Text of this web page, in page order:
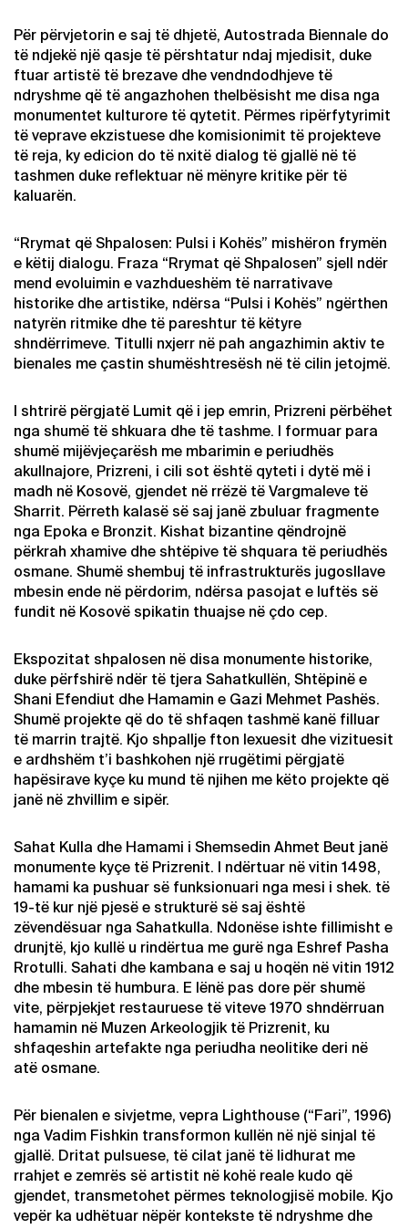
Për përvjetorin e saj të dhjetë, Autostrada Biennale do
të ndjekë një qasje të përshtatur ndaj mjedisit, duke
ftuar artistë të brezave dhe vendndodhjeve të
ndryshme që të angazhohen thelbësisht me disa nga
monumentet kulturore të qytetit. Përmes ripërfytyrimit
të veprave ekzistuese dhe komisionimit të projekteve
të reja, ky edicion do të nxitë dialog të gjallë në të
tashmen duke reflektuar në mënyre kritike për të
kaluarën.
“Rrymat që Shpalosen: Pulsi i Kohës” mishëron frymën
e këtij dialogu. Fraza “Rrymat që Shpalosen” sjell ndër
mend evoluimin e vazhdueshëm të narrativave
historike dhe artistike, ndërsa “Pulsi i Kohës” ngërthen
natyrën ritmike dhe të pareshtur të këtyre
shndërrimeve. Titulli nxjerr në pah angazhimin aktiv te
bienales me çastin shumështresësh në të cilin jetojmë.
I shtrirë përgjatë Lumit që i jep emrin, Prizreni përbëhet
nga shumë të shkuara dhe të tashme. I formuar para
shumë mijëvjeçarësh me mbarimin e periudhës
akullnajore, Prizreni, i cili sot është qyteti i dytë më i
madh në Kosovë, gjendet në rrëzë të Vargmaleve të
Sharrit. Përreth kalasë së saj janë zbuluar fragmente
nga Epoka e Bronzit. Kishat bizantine qëndrojnë
përkrah xhamive dhe shtëpive të shquara të periudhës
osmane. Shumë shembuj të infrastrukturës jugosllave
mbesin ende në përdorim, ndërsa pasojat e luftës së
fundit në Kosovë spikatin thuajse në çdo cep.
Ekspozitat shpalosen në disa monumente historike,
duke përfshirë ndër të tjera Sahatkullën, Shtëpinë e
Shani Efendiut dhe Hamamin e Gazi Mehmet Pashës.
Shumë projekte që do të shfaqen tashmë kanë filluar
të marrin trajtë. Kjo shpallje fton lexuesit dhe vizituesit
e ardhshëm t’i bashkohen një rrugëtimi përgjatë
hapësirave kyçe ku mund të njihen me këto projekte që
janë në zhvillim e sipër.
Sahat Kulla dhe Hamami i Shemsedin Ahmet Beut janë
monumente kyçe të Prizrenit. I ndërtuar në vitin 1498,
hamami ka pushuar së funksionuari nga mesi i shek. të
19-të kur një pjesë e strukturë së saj është
zëvendësuar nga Sahatkulla. Ndonëse ishte fillimisht e
drunjtë, kjo kullë u rindërtua me gurë nga Eshref Pasha
Rrotulli. Sahati dhe kambana e saj u hoqën në vitin 1912
dhe mbesin të humbura. E lënë pas dore për shumë
vite, përpjekjet restauruese të viteve 1970 shndërruan
hamamin në Muzen Arkeologjik të Prizrenit, ku
shfaqeshin artefakte nga periudha neolitike deri në
atë osmane.
Për bienalen e sivjetme, vepra Lighthouse (“Fari”, 1996)
nga Vadim Fishkin transformon kullën në një sinjal të
gjallë. Dritat pulsuese, të cilat janë të lidhurat me
rrahjet e zemrës së artistit në kohë reale kudo që
gjendet, transmetohet përmes teknologjisë mobile. Kjo
vepër ka udhëtuar nëpër kontekste të ndryshme dhe